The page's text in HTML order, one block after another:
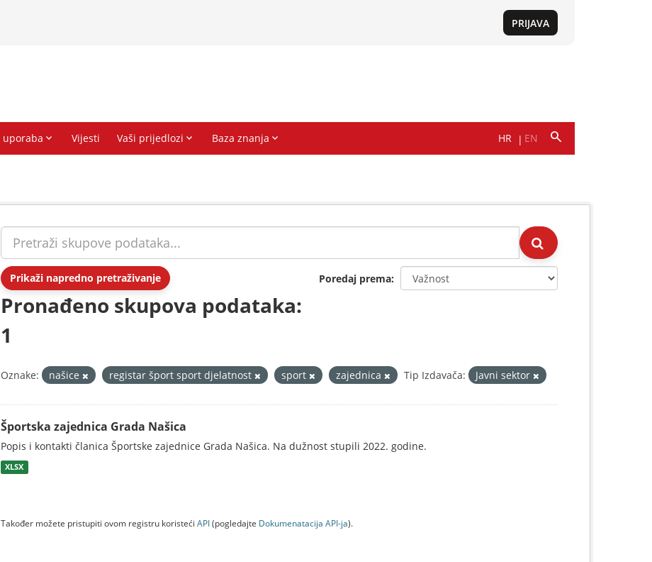
Prikaži napredno pretraživanje Poredaj prema
Pronađeno skupova podataka:
1
Oznake: našice registar šport sport djelatnost sport zajednica Tip Izdavača: Javni sektor
Športska zajednica Grada Našica
Popis i kontakti članica Športske zajednice Grada Našica. Na dužnost stupili 2022. godine.
XLSX
Također možete pristupiti ovom registru koristeći API(pogledajte Dokumenаtаcijа API-jа).